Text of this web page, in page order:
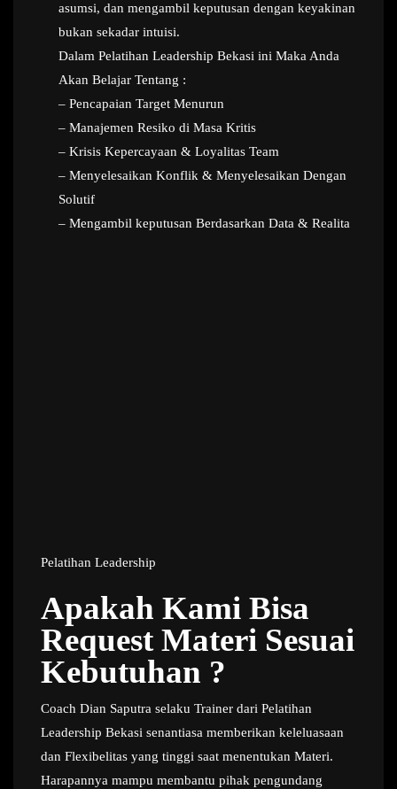
asumsi, dan mengambil keputusan dengan keyakinan
bukan sekadar intuisi.
Dalam Pelatihan Leadership Bekasi ini Maka Anda
Akan Belajar Tentang :
– Pencapaian Target Menurun
– Manajemen Resiko di Masa Kritis
– Krisis Kepercayaan & Loyalitas Team
– Menyelesaikan Konflik & Menyelesaikan Dengan
Solutif
– Mengambil keputusan Berdasarkan Data & Realita
Pelatihan Leadership
Apakah Kami Bisa
Request Materi Sesuai
Kebutuhan ?
Coach Dian Saputra selaku Trainer dari Pelatihan
Leadership Bekasi senantiasa memberikan keleluasaan
dan Flexibelitas yang tinggi saat menentukan Materi.
Harapannya mampu membantu pihak pengundang